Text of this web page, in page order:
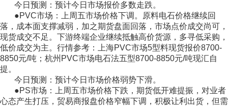
今日预测：预计今日市场报价多数走跌。
●PVC市场：上周五市场价格下调。原料电石价格继续回
落，成本面支撑减弱，加之期货盘面回落，市场点价成交尚可，
现货成交不足。下游终端企业继续抵触高价货源，多寻低采购，
低价成交为主。行情参考：上海PVC市场5型料现货报价8700-
8850元/吨；杭州PVC市场电石法五型8700-8850元/吨现汇自
提。
今日预测：预计今日市场价格弱势下滑。
●PS市场：上周五市场价格下跌，期货低开难提振，对业者
心态产生打压，贸易商报盘价格窄幅下调，积极让利出货，但需